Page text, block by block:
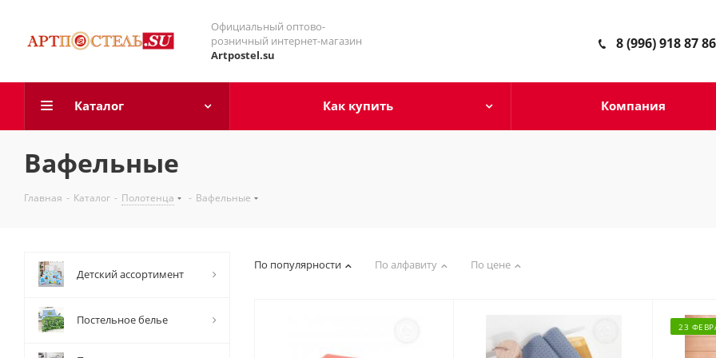
Официальный оптово-
розничный интернет-магазин
Artpostel.su
8 (996) 918 87 86
Каталог Как купить Компания
Вафельные
Главная - Каталог - Полотенца - Вафельные
По популярности По алфавиту По цене
23
Детский ассортимент
Постельное белье